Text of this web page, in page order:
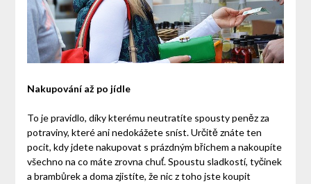
Nakupování až po jídle
To je pravidlo, díky kterému neutratíte spousty peněz za
potraviny, které ani nedokážete sníst. Určitě znáte ten
pocit, kdy jdete nakupovat s prázdným břichem a nakoupíte
všechno na co máte zrovna chuť. Spoustu sladkostí, tyčinek
a brambůrek a doma zjistíte, že nic z toho jste koupit